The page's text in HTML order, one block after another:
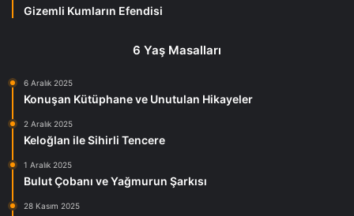
Gizemli Kumların Efendisi
6 Yaş Masalları
6 Aralık 2025
Konuşan Kütüphane ve Unutulan Hikayeler
2 Aralık 2025
Keloğlan ile Sihirli Tencere
1 Aralık 2025
Bulut Çobanı ve Yağmurun Şarkısı
28 Kasım 2025